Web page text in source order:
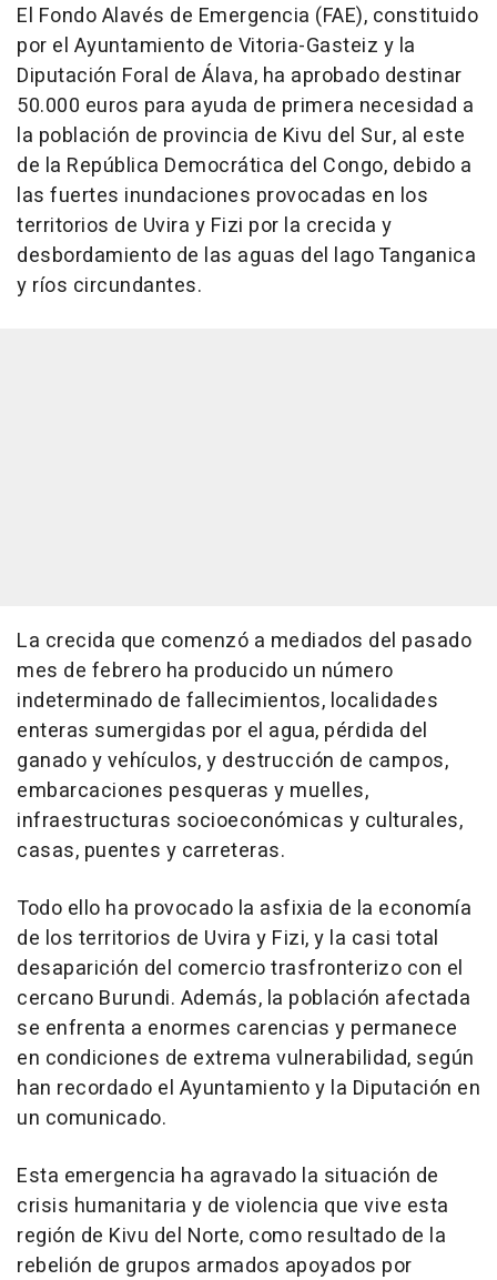
El Fondo Alavés de Emergencia (FAE), constituido
por el Ayuntamiento de Vitoria-Gasteiz y la
Diputación Foral de Álava, ha aprobado destinar
50.000 euros para ayuda de primera necesidad a
la población de provincia de Kivu del Sur, al este
de la República Democrática del Congo, debido a
las fuertes inundaciones provocadas en los
territorios de Uvira y Fizi por la crecida y
desbordamiento de las aguas del lago Tanganica
y ríos circundantes.
La crecida que comenzó a mediados del pasado
mes de febrero ha producido un número
indeterminado de fallecimientos, localidades
enteras sumergidas por el agua, pérdida del
ganado y vehículos, y destrucción de campos,
embarcaciones pesqueras y muelles,
infraestructuras socioeconómicas y culturales,
casas, puentes y carreteras.
Todo ello ha provocado la asfixia de la economía
de los territorios de Uvira y Fizi, y la casi total
desaparición del comercio trasfronterizo con el
cercano Burundi. Además, la población afectada
se enfrenta a enormes carencias y permanece
en condiciones de extrema vulnerabilidad, según
han recordado el Ayuntamiento y la Diputación en
un comunicado.
Esta emergencia ha agravado la situación de
crisis humanitaria y de violencia que vive esta
región de Kivu del Norte, como resultado de la
rebelión de grupos armados apoyados por